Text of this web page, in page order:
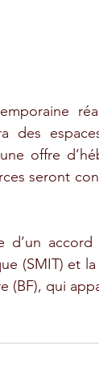
des
offre
seront
(SMIT) et
(BF), qui